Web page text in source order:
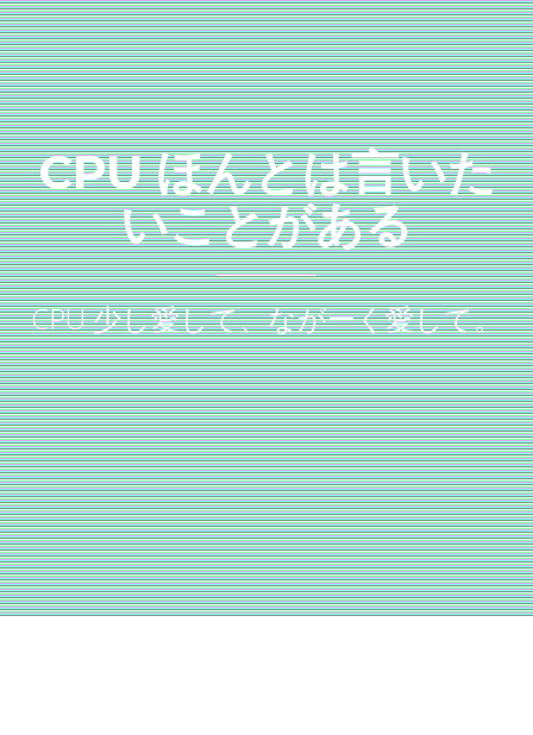
CPU ほんとは言いた
いことがある
CPU 少し愛して、ながーく愛して。